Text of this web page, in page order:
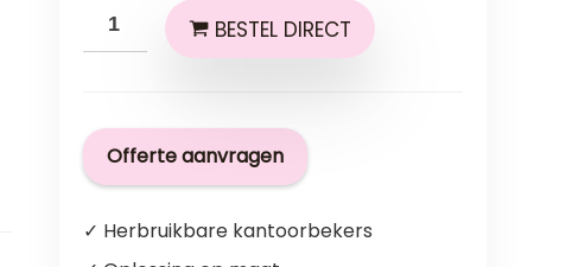
BESTEL DIRECT
Offerte aanvragen
✓ Herbruikbare kantoorbekers